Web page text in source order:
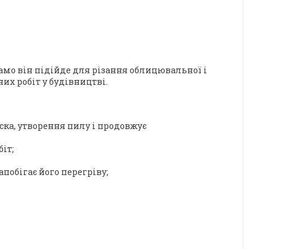
він підійде для різання облицювальної і
робіт у будівництві.
утворення пилу і продовжує
його перегріву;